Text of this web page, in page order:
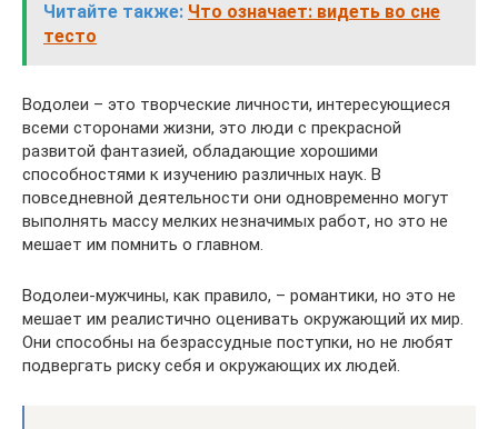
Читайте также: Что означает: видеть во сне
тесто
Водолеи – это творческие личности, интересующиеся
всеми сторонами жизни, это люди с прекрасной
развитой фантазией, обладающие хорошими
способностями к изучению различных наук. В
повседневной деятельности они одновременно могут
выполнять массу мелких незначимых работ, но это не
мешает им помнить о главном.
Водолеи-мужчины, как правило, – романтики, но это не
мешает им реалистично оценивать окружающий их мир.
Они способны на безрассудные поступки, но не любят
подвергать риску себя и окружающих их людей.